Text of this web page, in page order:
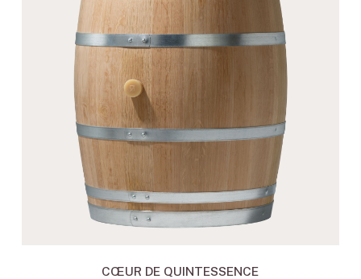
CŒUR DE QUINTESSENCE